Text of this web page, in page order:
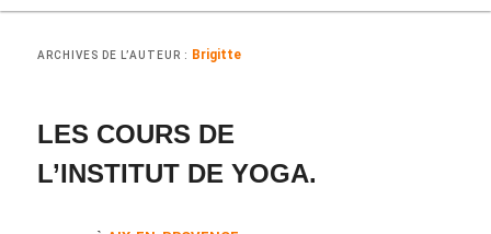
ARCHIVES DE L’AUTEUR : Brigitte
LES COURS DE
L’INSTITUT DE YOGA.